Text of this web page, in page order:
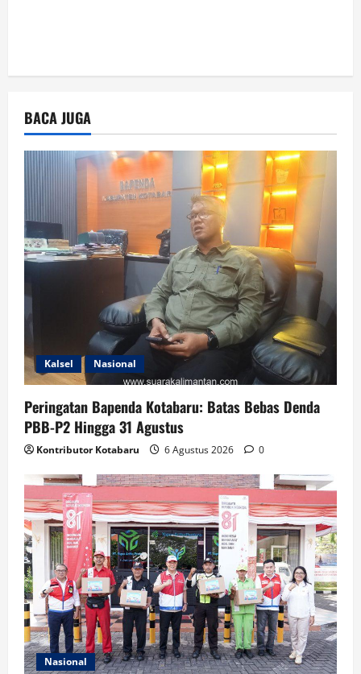
BACA JUGA
Kalsel Nasional
Peringatan Bapenda Kotabaru: Batas Bebas Denda
PBB-P2 Hingga 31 Agustus
Kontributor Kotabaru 6 Agustus 2026 0
Nasional